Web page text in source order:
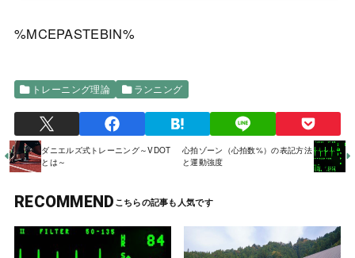
%MCEPASTEBIN%
トレーニング理論 ランニング
ダニエルズ式トレーニング～VDOT
とは～
心拍ゾーン（心拍数%）の表記方法
と運動強度
RECOMMEND